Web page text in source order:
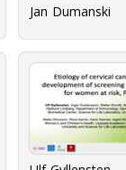
Jan Dumanski